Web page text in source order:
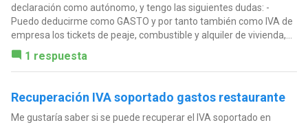
declaración como autónomo, y tengo las siguientes dudas: -
Puedo deducirme como GASTO y por tanto también como IVA de
empresa los tickets de peaje, combustible y alquiler de vivienda,...
1 respuesta
Recuperación IVA soportado gastos restaurante
Me gustaría saber si se puede recuperar el IVA soportado en